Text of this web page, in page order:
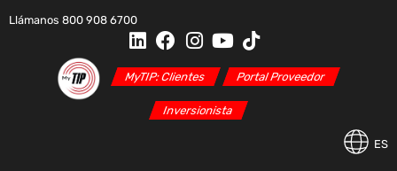
Llámanos 800 908 6700
MyTIP: Clientes Portal Proveedor
Inversionista
ES